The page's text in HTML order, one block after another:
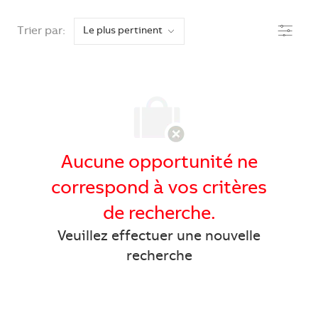
Trier par:
Filtre
Aucune opportunité ne
correspond à vos critères
de recherche.
Veuillez effectuer une nouvelle
recherche